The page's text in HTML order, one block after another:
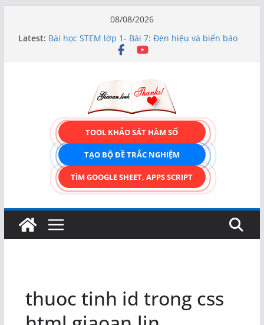
08/08/2026
Latest: Bài học STEM lớp 1- Bài 7: Đèn hiệu và biển báo
Bài học STEM lớp 3 Các bộ phận của thực vật
TẠO FORM ONLINE – TÙY BIẾN GIAO DIỆN ĐỈNH
CAO & XUẤT CODE THÔNG MINH!
TRẢI NGHIỆM CÔNG CỤ TẠO FORM ONLINE
KÉO THẢ – HOÀN TOÀN MIỄN PHÍ!
TOOL KHẢO SÁT HÀM SỐ
TẠO BỘ ĐỀ TRẮC NGHIỆM
TÌM GOOGLE SHEET, APPS SCRIPT
thuoc tinh id trong css